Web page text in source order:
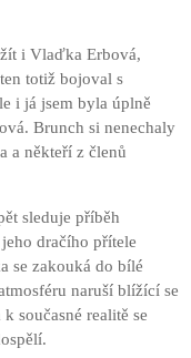
i Vlaďka Erbová,
totiž bojoval s
i já jsem byla úplně
Brunch si nenechaly
a někteří z členů
sleduje příběh
dračího přítele
se zakouká do bílé
naruší blížící se
současné realitě se